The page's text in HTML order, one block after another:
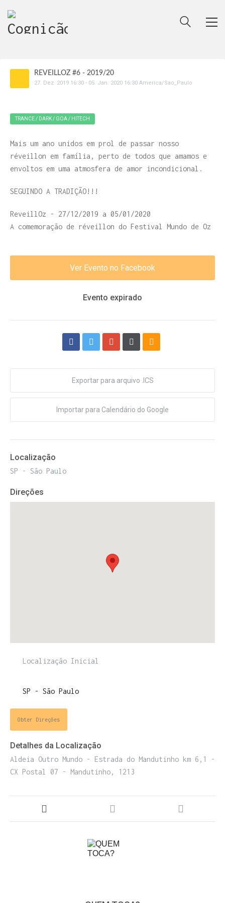
REVEILLOZ #6 - 2019/20
27. Dez. 2019 16:30 - 05. Jan. 2020 16:30 America/Sao_Paulo
TRANCE / DARK / GOA / HITECH
Mais um ano unidos em prol de passar nosso
réveillon em família, perto de todos que amamos e
envoltos em uma atmosfera de amor incondicional.
SEGUINDO A TRADIÇÃO!!!
ReveillOz - 27/12/2019 a 05/01/2020
A comemoração de réveillon do Festival Mundo de Oz
Ver Evento no Facebook
Evento expirado
Exportar para arquivo .ICS
Importar para Calendário do Google
Localização
SP - São Paulo
Direções
Obter Direções
Detalhes da Localização
Aldeia Outro Mundo - Estrada do Mandutinho km 6,1 -
CX Postal 07 - Mandutinho, 1213
E receba códigos promocionais para festas, free